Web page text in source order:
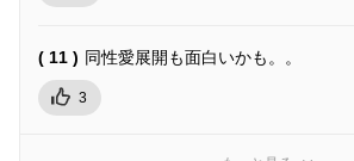
( 11 ) 同性愛展開も面白いかも。。
3